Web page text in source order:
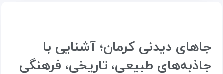
جاهای دیدنی کرمان؛ آشنایی با
جاذبه‌های طبیعی، تاریخی، فرهنگی